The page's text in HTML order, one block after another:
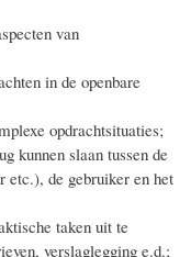
van
in de openbare
opdrachtsituaties;
kunnen slaan tussen de
etc.), de gebruiker en het
taken uit te
verslaglegging e.d.;